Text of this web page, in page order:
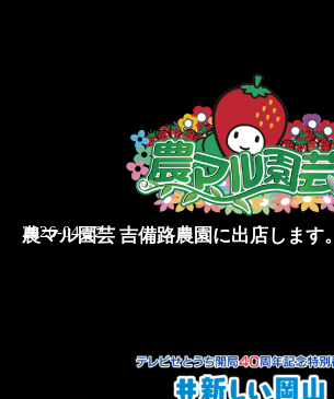
2026-04-22
農マル園芸 吉備路農園に出店します。